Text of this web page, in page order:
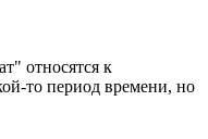
относятся к
то период времени, но